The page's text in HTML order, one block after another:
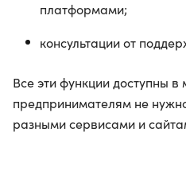
платформами;
консультации от
Все эти функции доступны
предпринимателям не
разными сервисами и